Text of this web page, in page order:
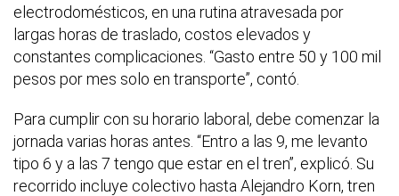
electrodomésticos, en una rutina atravesada por
largas horas de traslado, costos elevados y
constantes complicaciones. “Gasto entre 50 y 100 mil
pesos por mes solo en transporte”, contó.
Para cumplir con su horario laboral, debe comenzar la
jornada varias horas antes. “Entro a las 9, me levanto
tipo 6 y a las 7 tengo que estar en el tren”, explicó. Su
recorrido incluye colectivo hasta Alejandro Korn, tren